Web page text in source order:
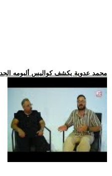
.. محمد عدوية يكشف كواليس ألبومه